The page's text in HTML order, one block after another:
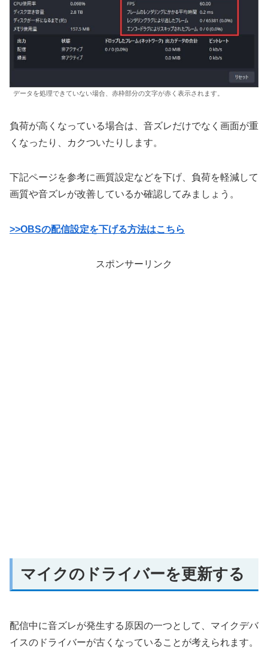
データを処理できていない場合、赤枠部分の文字が赤く表示されます。
負荷が高くなっている場合は、音ズレだけでなく画面が重
くなったり、カクついたりします。
下記ページを参考に画質設定などを下げ、負荷を軽減して
画質や音ズレが改善しているか確認してみましょう。
>>OBSの配信設定を下げる方法はこちら
スポンサーリンク
マイクのドライバーを更新する
配信中に音ズレが発生する原因の一つとして、マイクデバ
イスのドライバーが古くなっていることが考えられます。